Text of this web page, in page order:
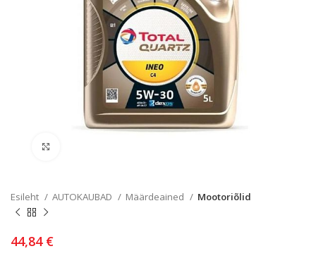
Esileht AUTOKAUBAD Määrdeained Mootoriõlid
44,84 €